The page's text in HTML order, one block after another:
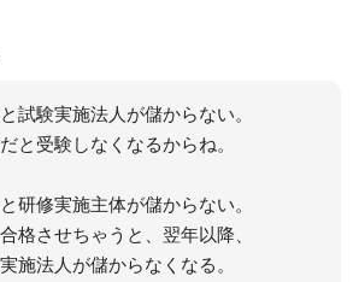
試験実施法人が儲からない。
と受験しなくなるからね。
研修実施主体が儲からない。
格させちゃうと、翌年以降、
施法人が儲からなくなる。